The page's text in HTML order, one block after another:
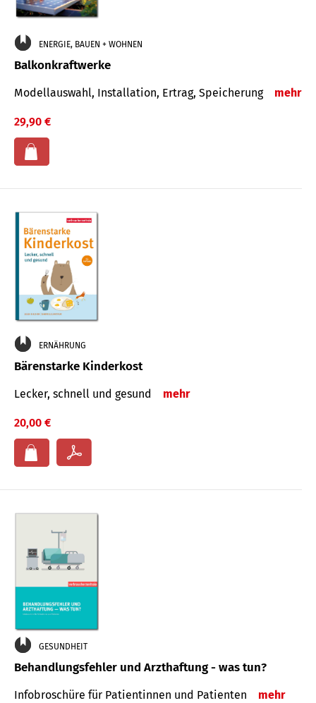
ENERGIE, BAUEN + WOHNEN
Balkonkraftwerke
Modellauswahl, Installation, Ertrag, Speicherung mehr
29,90 €
ERNÄHRUNG
Bärenstarke Kinderkost
Lecker, schnell und gesund mehr
20,00 €
GESUNDHEIT
Behandlungsfehler und Arzthaftung - was tun?
Infobroschüre für Patientinnen und Patienten mehr